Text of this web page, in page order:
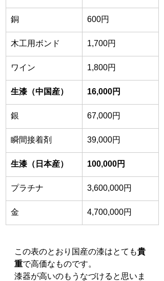
銅 600円
木工用ボンド 1,700円
ワイン 1,800円
生漆（中国産） 16,000円
銀 67,000円
瞬間接着剤 39,000円
​生漆（日本産） 100,000円
プラチナ 3,600,000円
金 4,700,000円
この表のとおり国産の漆はとても貴
重で高価なものです。
漆器が高いのもうなづけると思いま